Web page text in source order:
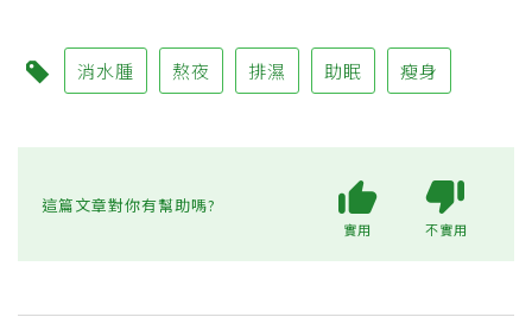
消水腫 熬夜 排濕 助眠 瘦身
這篇文章對你有幫助嗎?
實用 不實用